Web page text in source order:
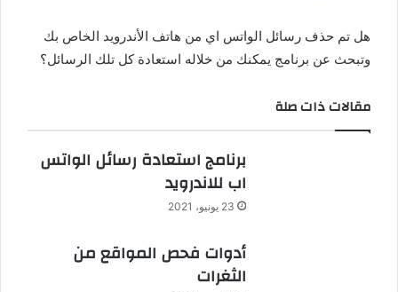
هل تم حذف رسائل الواتس اي من هاتف الأندرويد الخاص بك
وتبحث عن برنامج يمكنك من خلاله استعادة كل تلك الرسائل؟
مقالات ذات صلة
برنامج استعادة رسائل الواتس
اب للاندرويد
23 يونيو، 2021
أدوات فحص المواقع من
الثغرات